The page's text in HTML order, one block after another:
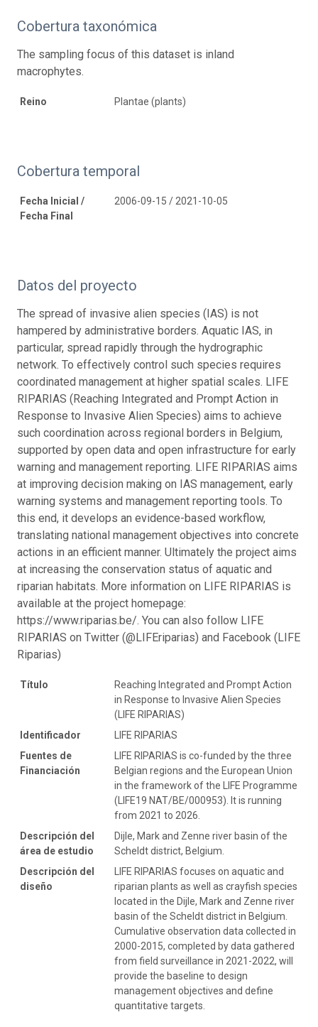
Cobertura taxonómica
The sampling focus of this dataset is inland
macrophytes.
Reino Plantae (plants)
Cobertura temporal
Fecha Inicial /
Fecha Final
2006-09-15 / 2021-10-05
Datos del proyecto
The spread of invasive alien species (IAS) is not
hampered by administrative borders. Aquatic IAS, in
particular, spread rapidly through the hydrographic
network. To effectively control such species requires
coordinated management at higher spatial scales. LIFE
RIPARIAS (Reaching Integrated and Prompt Action in
Response to Invasive Alien Species) aims to achieve
such coordination across regional borders in Belgium,
supported by open data and open infrastructure for early
warning and management reporting. LIFE RIPARIAS aims
at improving decision making on IAS management, early
warning systems and management reporting tools. To
this end, it develops an evidence-based workflow,
translating national management objectives into concrete
actions in an efficient manner. Ultimately the project aims
at increasing the conservation status of aquatic and
riparian habitats. More information on LIFE RIPARIAS is
available at the project homepage:
https://www.riparias.be/. You can also follow LIFE
RIPARIAS on Twitter (@LIFEriparias) and Facebook (LIFE
Riparias)
Título
Reaching Integrated and Prompt Action
in Response to Invasive Alien Species
(LIFE RIPARIAS)
Identificador
LIFE RIPARIAS
Fuentes de
Financiación
LIFE RIPARIAS is co-funded by the three
Belgian regions and the European Union
in the framework of the LIFE Programme
(LIFE19 NAT/BE/000953). It is running
from 2021 to 2026.
Descripción del
área de estudio
Dijle, Mark and Zenne river basin of the
Scheldt district, Belgium.
Descripción del
diseño
LIFE RIPARIAS focuses on aquatic and
riparian plants as well as crayfish species
located in the Dijle, Mark and Zenne river
basin of the Scheldt district in Belgium.
Cumulative observation data collected in
2000-2015, completed by data gathered
from field surveillance in 2021-2022, will
provide the baseline to design
management objectives and define
quantitative targets.